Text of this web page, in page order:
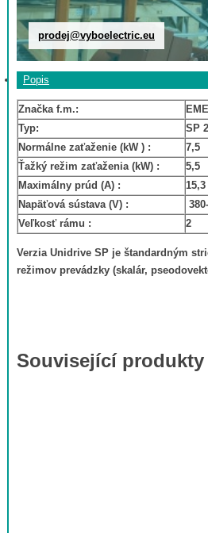
prodej@vyboelectric.eu
Popis
Značka f.m.:
Typ:
SP
Normálne zaťaženie (kW ) :
7,5
Ťažký režim zaťaženia (kW) :
5,5
Maximálny prúd (A) :
15,3
Napäťová sústava (V) :
Veľkosť rámu :
2
Verzia Unidrive SP je štandardným
režimov prevádzky (skalár,
Související produkty